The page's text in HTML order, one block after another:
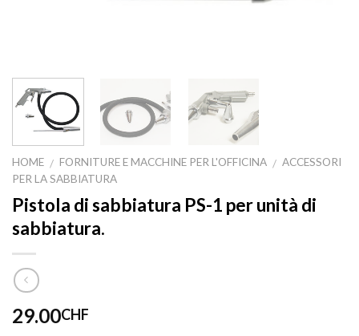
HOME / FORNITURE E MACCHINE PER L'OFFICINA / ACCESSORI
PER LA SABBIATURA
Pistola di sabbiatura PS-1 per unità di
sabbiatura.
29.00CHF